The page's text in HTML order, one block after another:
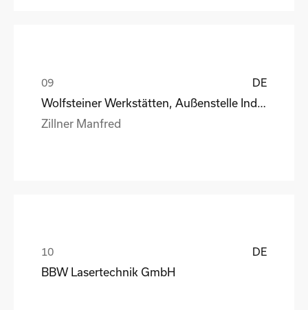
DE
Zillner Manfred
DE
BBW Lasertechnik GmbH